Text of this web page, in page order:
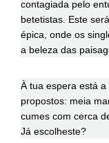
contagiada pelo
betetistas. Este
épica, onde os
a beleza das
À tua espera está
propostos: meia
cumes com cerca
Já escolheste?